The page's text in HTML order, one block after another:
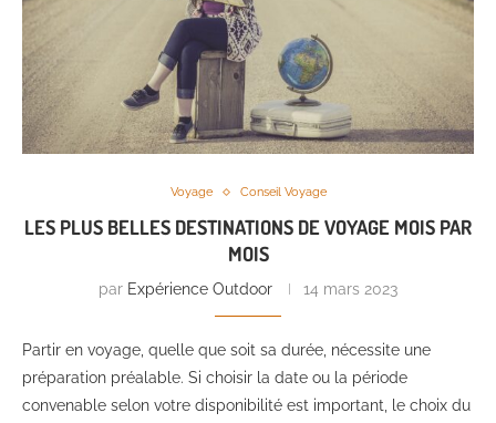
Voyage Conseil Voyage
LES PLUS BELLES DESTINATIONS DE VOYAGE MOIS PAR
MOIS
par Expérience Outdoor 14 mars 2023
Partir en voyage, quelle que soit sa durée, nécessite une
préparation préalable. Si choisir la date ou la période
convenable selon votre disponibilité est important, le choix du